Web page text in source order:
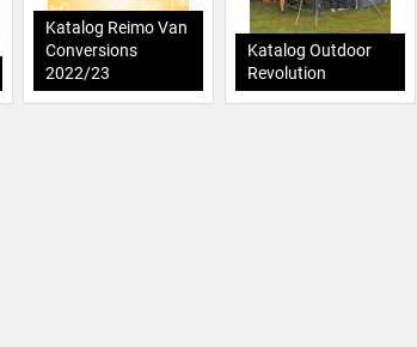
Katalog Reimo Van
Conversions
2022/23
Katalog Outdoor
Revolution